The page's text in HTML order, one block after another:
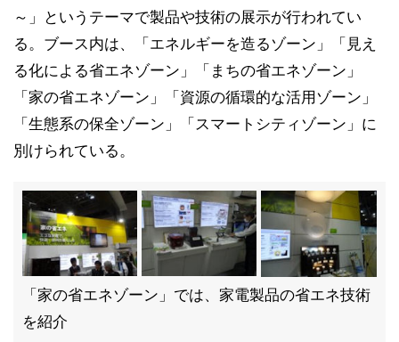
～」というテーマで製品や技術の展示が行われてい
る。ブース内は、「エネルギーを造るゾーン」「見え
る化による省エネゾーン」「まちの省エネゾーン」
「家の省エネゾーン」「資源の循環的な活用ゾーン」
「生態系の保全ゾーン」「スマートシティゾーン」に
別けられている。
「家の省エネゾーン」では、家電製品の省エネ技術
を紹介